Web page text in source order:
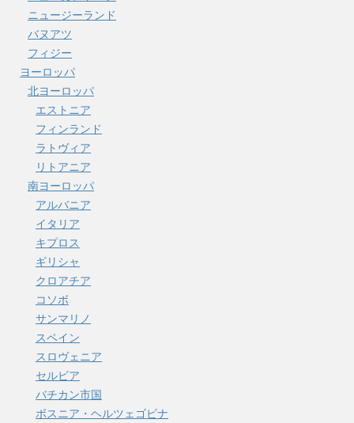
ニュージーランド
バヌアツ
フィジー
ヨーロッパ
北ヨーロッパ
エストニア
フィンランド
ラトヴィア
リトアニア
南ヨーロッパ
アルバニア
イタリア
キプロス
ギリシャ
クロアチア
コソボ
サンマリノ
スペイン
スロヴェニア
セルビア
バチカン市国
ボスニア・ヘルツェゴビナ